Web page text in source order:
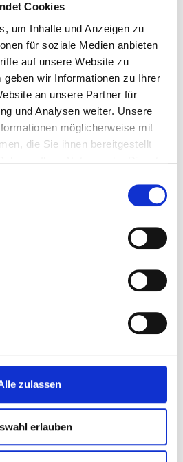
Cookies
um Inhalte und Anzeigen zu
für soziale Medien anbieten
auf unsere Website zu
geben wir Informationen zu Ihrer
an unsere Partner für
und Analysen weiter. Unsere
möglicherweise mit
die Sie ihnen bereitgestellt
zulassen
erlauben
( Schweiz ), Abholungen z.B.
oder Auflösung des Depots)
finden Sie hier.
Werttransporteur